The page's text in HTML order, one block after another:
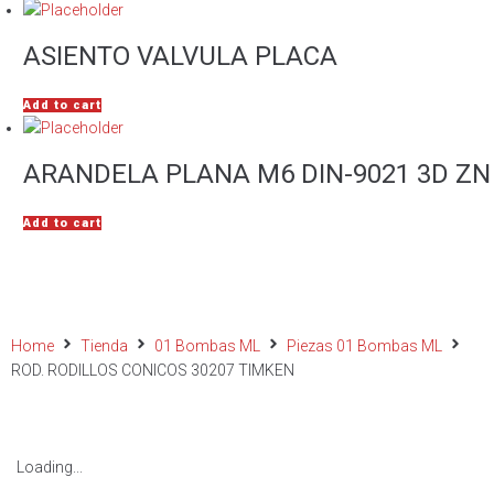
ASIENTO VALVULA PLACA
Add to cart
ARANDELA PLANA M6 DIN-9021 3D ZN
Add to cart
Home Tienda 01 Bombas ML
Piezas 01 Bombas ML
ROD. RODILLOS CONICOS 30207 TIMKEN
Loading...